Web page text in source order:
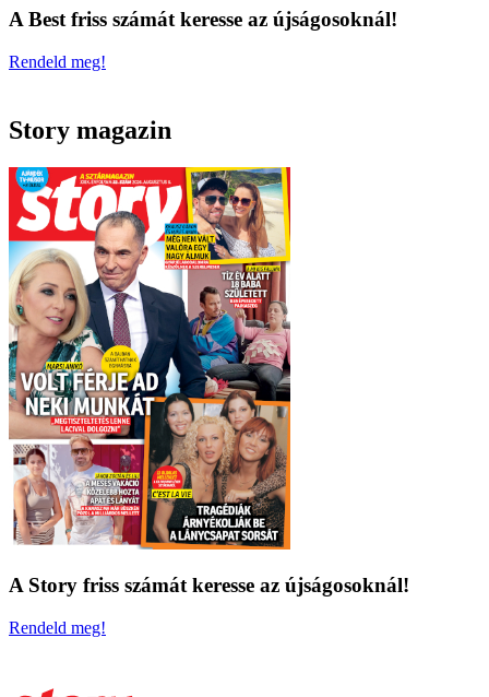
A Best friss számát keresse az újságosoknál!
Rendeld meg!
Story magazin
A Story friss számát keresse az újságosoknál!
Rendeld meg!